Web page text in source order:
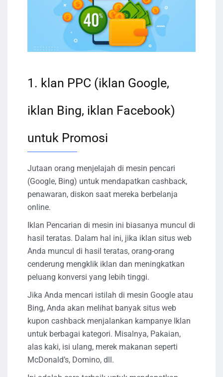
1. klan PPC (iklan Google,
iklan Bing, iklan Facebook)
untuk Promosi
Jutaan orang menjelajah di mesin pencari
(Google, Bing) untuk mendapatkan cashback,
penawaran, diskon saat mereka berbelanja
online.
Iklan Pencarian di mesin ini biasanya muncul di
hasil teratas. Dalam hal ini, jika iklan situs web
Anda muncul di hasil teratas, orang-orang
cenderung mengklik iklan dan meningkatkan
peluang konversi yang lebih tinggi.
Jika Anda mencari istilah di mesin Google atau
Bing, Anda akan melihat banyak situs web
kupon cashback menjalankan kampanye Iklan
untuk berbagai kategori. Misalnya, Pakaian,
alas kaki, isi ulang, merek makanan seperti
McDonald’s, Domino, dll.